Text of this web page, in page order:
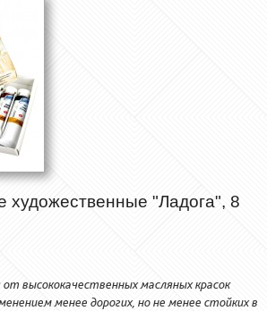
художественные "Ладога", 8
высококачественных масляных красок
менее дорогих, но не менее стойких в